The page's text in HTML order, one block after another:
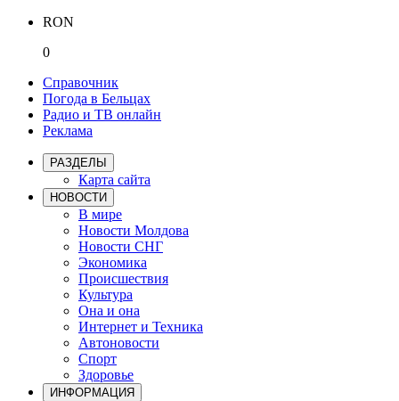
RON
0
Справочник
Погода в Бельцах
Радио и ТВ онлайн
Реклама
РАЗДЕЛЫ
Карта сайта
НОВОСТИ
В мире
Новости Молдова
Новости СНГ
Экономика
Происшествия
Культура
Она и она
Интернет и Техника
Автоновости
Спорт
Здоровье
ИНФОРМАЦИЯ